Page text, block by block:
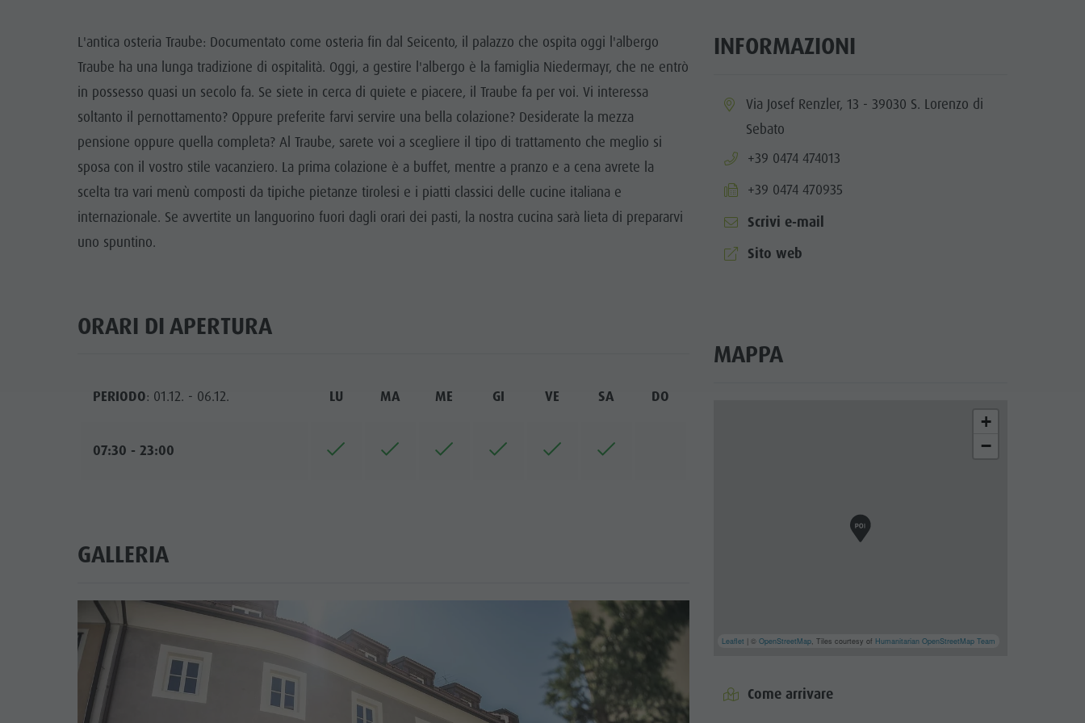
ATTRAZIONI
LOCALITÀ E DINTORNI
TRADIZIONE E ARTIGIANATO
HIGHLIGHT EVENTS
Cavalcare
Nuotare
Panoramica dei tour
Richiesta cataloghi
Imposta di soggiorno
Vacanza con il cane
Raccogliere funghi
Kronplatz Doctor Service
L'antica osteria Traube: Documentato come osteria fin dal Seicento, il palazzo che ospita oggi l'albergo
Traube ha una lunga tradizione di ospitalità. Oggi, a gestire l'albergo è la famiglia Niedermayr, che ne entrò
in possesso quasi un secolo fa. Se siete in cerca di quiete e piacere, il Traube fa per voi. Vi interessa
soltanto il pernottamento? Oppure preferite farvi servire una bella colazione? Desiderate la mezza
pensione oppure quella completa? Al Traube, sarete voi a scegliere il tipo di trattamento che meglio si
sposa con il vostro stile vacanziero. La prima colazione è a buffet, mentre a pranzo e a cena avrete la
scelta tra vari menù composti da tipiche pietanze tirolesi e i piatti classici delle cucine italiana e
internazionale. Se avvertite un languorino fuori dagli orari dei pasti, la nostra cucina sarà lieta di prepararvi
uno spuntino.
ORARI DI APERTURA
PERIODO: 01.12. - 06.12. LU MA ME GI VE SA DO
07:30 - 23:00
GALLERIA
INFORMAZIONI
aria.location:
Via Josef Renzler, 13 - 39030 S. Lorenzo di
Sebato
aria.phone:
+39 0474 474013
aria.fax:
+39 0474 470935
Scrivi e-mail
aria.website:
Sito web
MAPPA
+
−
Leaflet | ©OpenStreetMap, Tiles courtesy of Humanitarian OpenStreetMap Team
Come arrivare